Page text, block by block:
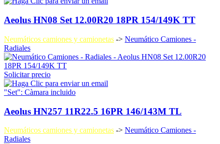
Aeolus HN08 Set 12.00R20 18PR 154/149K TT
Neumáticos camiones y camionetas -> Neumático Camiones -
Radiales
Solicitar precio
"Set": Càmara incluido
Aeolus HN257 11R22.5 16PR 146/143M TL
Neumáticos camiones y camionetas -> Neumático Camiones -
Radiales